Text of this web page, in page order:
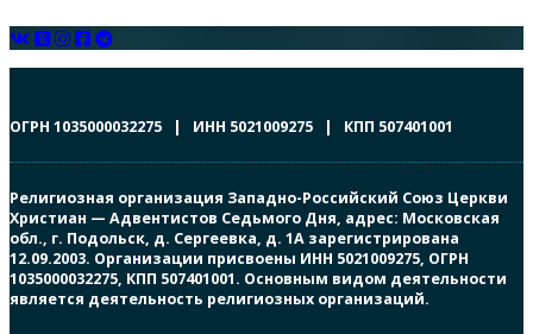
ОГРН 1035000032275 | ИНН 5021009275 | КПП 507401001
Религиозная организация Западно-Российский Союз Церкви
Христиан — Адвентистов Седьмого Дня, адрес: Московская
обл., г. Подольск, д. Сергеевка, д. 1А зарегистрирована
12.09.2003. Организации присвоены ИНН 5021009275, ОГРН
1035000032275, КПП 507401001. Основным видом деятельности
является деятельность религиозных организаций.